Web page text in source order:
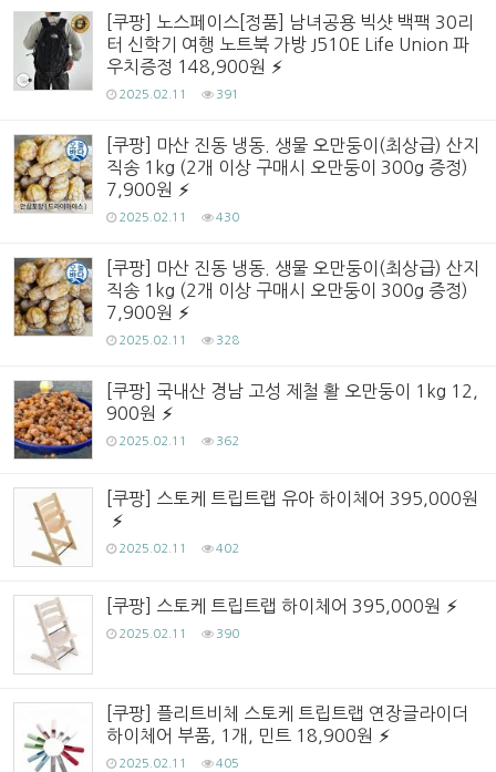
[쿠팡] 노스페이스[정품] 남녀공용 빅샷 백팩 30리
터 신학기 여행 노트북 가방 J510E Life Union 파
우치증정 148,900원
2025.02.11 391
[쿠팡] 마산 진동 냉동. 생물 오만둥이(최상급) 산지
직송 1kg (2개 이상 구매시 오만둥이 300g 증정)
7,900원
2025.02.11 430
[쿠팡] 마산 진동 냉동. 생물 오만둥이(최상급) 산지
직송 1kg (2개 이상 구매시 오만둥이 300g 증정)
7,900원
2025.02.11 328
[쿠팡] 국내산 경남 고성 제철 활 오만둥이 1kg 12,
900원
2025.02.11 362
[쿠팡] 스토케 트립트랩 유아 하이체어 395,000원
2025.02.11 402
[쿠팡] 스토케 트립트랩 하이체어 395,000원
2025.02.11 390
[쿠팡] 플리트비체 스토케 트립트랩 연장글라이더
하이체어 부품, 1개, 민트 18,900원
2025.02.11 405